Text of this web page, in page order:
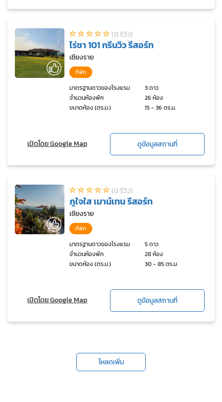
(0 รีวิว)
ไร่ชา 101 กรีนวิว รีสอร์ท
เชียงราย
ที่พัก
มาตรฐานดาวของโรงแรม
3 ดาว
จำนวนห้องพัก
26 ห้อง
ขนาดห้อง (ตร.ม.)
15 - 36 ตร.ม.
เปิดโดย Google Map ดูข้อมูลสถานที่
(0 รีวิว)
ภูใจใส เมาน์เทน รีสอร์ท
เชียงราย
ที่พัก
มาตรฐานดาวของโรงแรม
5 ดาว
จำนวนห้องพัก
28 ห้อง
ขนาดห้อง (ตร.ม.)
30 - 85 ตร.ม.
เปิดโดย Google Map ดูข้อมูลสถานที่
โหลดเพิ่ม